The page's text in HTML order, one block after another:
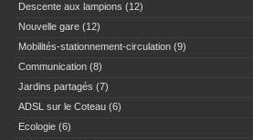
Descente aux lampions (12)
Nouvelle gare (12)
Mobilités-stationnement-circulation (9)
Communication (8)
Jardins partagés (7)
ADSL sur le Coteau (6)
Ecologie (6)